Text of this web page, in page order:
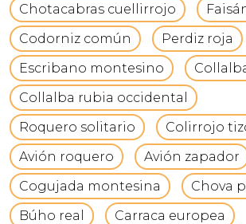
Chotacabras cuellirrojo
Codorniz común
Perdiz roja
Escribano montesino
Collalba rubia occidental
Roquero solitario
Colirrojo
Avión roquero
Avión zapador
Cogujada montesina
Chova
Búho real
Carraca europea